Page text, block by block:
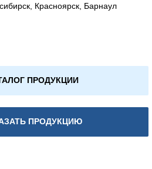
Красноярск, Барнаул
ПРОДУКЦИИ
ПРОДУКЦИЮ